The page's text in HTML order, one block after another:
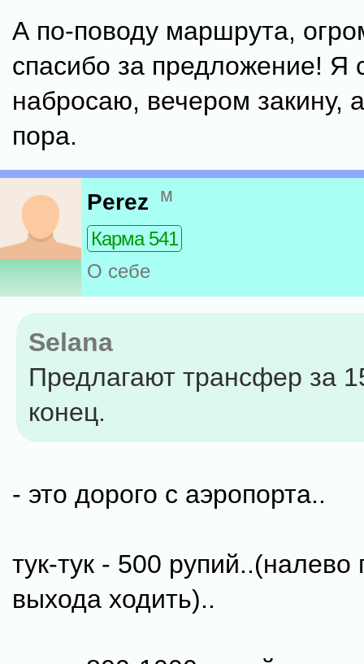
А по-поводу маршрута,
спасибо за предложение! Я
набросаю, вечером закину,
пора.
Perez м
Карма 541
О себе
Selana
Предлагают трансфер за
конец.
- это дорого с аэропорта..
тук-тук - 500 рупий..(налево
выхода ходить)..